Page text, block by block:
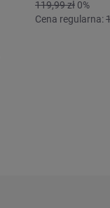
119,99 zł 0%
Cena regularna: